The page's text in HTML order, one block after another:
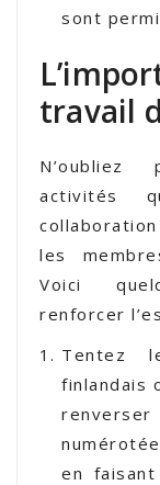
sont
travail
N’oubliez
activités
les
Voici
renforcer
Tentez
finlandais
en